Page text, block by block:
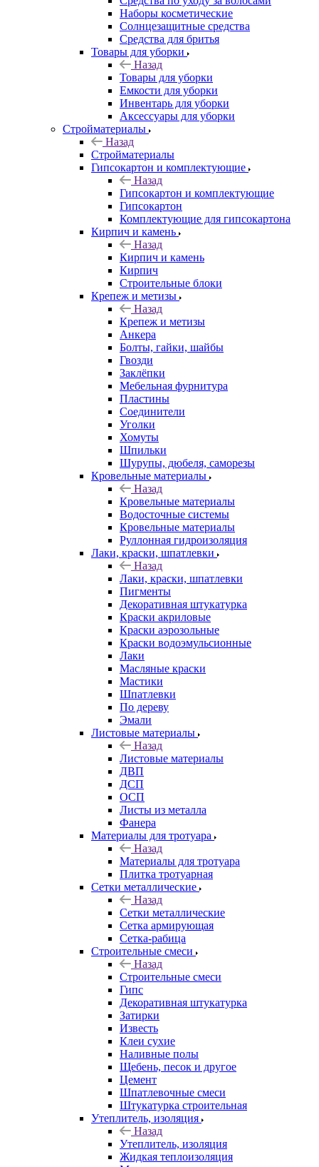
Наборы косметические
Солнцезащитные средства
Средства для бритья
Товары для уборки
Назад
Товары для уборки
Емкости для уборки
Инвентарь для уборки
Аксессуары для уборки
Стройматериалы
Назад
Стройматериалы
Гипсокартон и комплектующие
Назад
Гипсокартон и комплектующие
Гипсокартон
Комплектующие для гипсокартона
Кирпич и камень
Назад
Кирпич и камень
Кирпич
Строительные блоки
Крепеж и метизы
Назад
Крепеж и метизы
Анкера
Болты, гайки, шайбы
Гвозди
Заклёпки
Мебельная фурнитура
Пластины
Соединители
Уголки
Хомуты
Шпильки
Шурупы, дюбеля, саморезы
Кровельные материалы
Назад
Кровельные материалы
Водосточные системы
Кровельные материалы
Руллонная гидроизоляция
Лаки, краски, шпатлевки
Назад
Лаки, краски, шпатлевки
Пигменты
Декоративная штукатурка
Краски акриловые
Краски аэрозольные
Краски водоэмульсионные
Лаки
Масляные краски
Мастики
Шпатлевки
По дереву
Эмали
Листовые материалы
Назад
Листовые материалы
ДВП
ДСП
ОСП
Листы из металла
Фанера
Материалы для тротуара
Назад
Материалы для тротуара
Плитка тротуарная
Сетки металлические
Назад
Сетки металлические
Сетка армирующая
Сетка-рабица
Строительные смеси
Назад
Строительные смеси
Гипс
Декоративная штукатурка
Затирки
Известь
Клеи сухие
Наливные полы
Щебень, песок и другое
Цемент
Шпатлевочные смеси
Штукатурка строительная
Утеплитель, изоляция
Назад
Утеплитель, изоляция
Жидкая теплоизоляция